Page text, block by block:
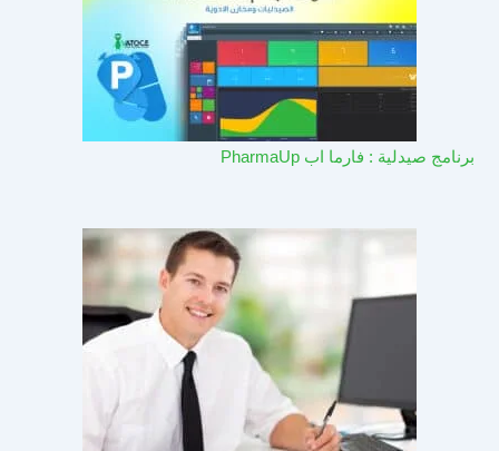
برنامج صيدلية : فارما اب PharmaUp​